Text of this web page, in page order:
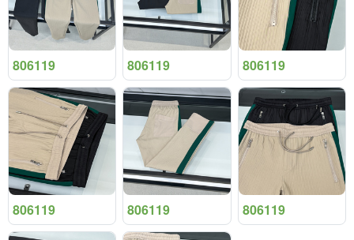
806119 806119 806119
806119 806119 806119